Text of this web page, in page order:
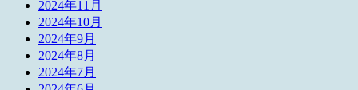
2024年11月
2024年10月
2024年9月
2024年8月
2024年7月